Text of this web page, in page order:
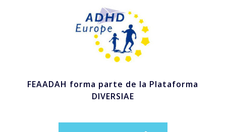
FEAADAH forma parte de la Plataforma
DIVERSIAE